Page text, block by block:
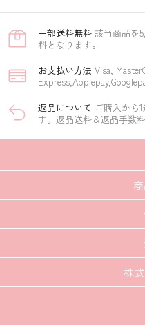
一部​送料無料 該当商品を
料となります。
お支払い方​法 Visa,
返品に​ついて​ ご購入から
す。返品送料＆返品手数
株